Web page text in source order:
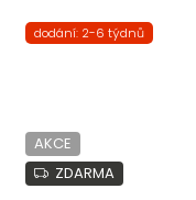
dodání: 2-6 týdnů
AKCE
ZDARMA